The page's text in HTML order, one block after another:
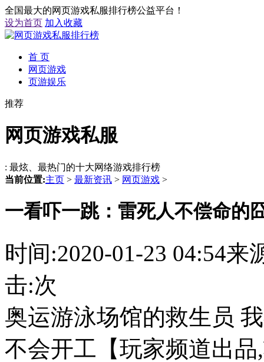
全国最大的网页游戏私服排行榜公益平台！
设为首页 加入收藏
首 页
网页游戏
页游娱乐
推荐
网页游戏私服
: 最炫、最热门的十大网络游戏排行榜
当前位置:主页 > 最新资讯 > 网页游戏 >
一看吓一跳：雷死人不偿命的
时间:2020-01-23 04:54
击:次
奥运游泳场馆的救生员
不会开工【玩家频道出